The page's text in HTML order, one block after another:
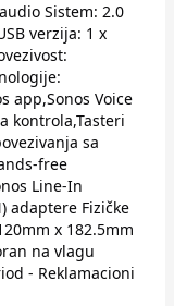
Sistem: 2.0
verzija: 1 x
app,Sonos Voice
kontrola,Tasteri
sa
free
Line-In
adaptere Fizičke
x 182.5mm
na vlagu
- Reklamacioni